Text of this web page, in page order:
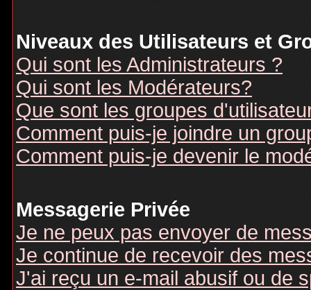
Niveaux des Utilisateurs et
Qui sont les Administrateurs ?
Qui sont les Modérateurs?
Que sont les groupes
Comment puis-je joindre un
Comment puis-je devenir le
Messagerie Privée
Je ne peux pas envoyer de
Je continue de recevoir des
J'ai reçu un e-mail abusif ou de